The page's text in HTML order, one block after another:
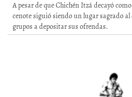
A pesar de que Chichén Itzá decayó
cenote siguió siendo un lugar sagrado
grupos a depositar sus ofrendas.